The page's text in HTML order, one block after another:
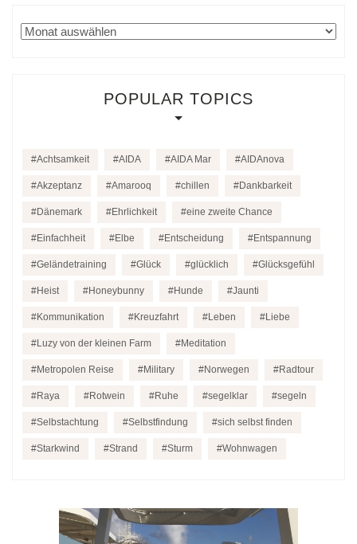
Archiv
POPULAR TOPICS
Achtsamkeit AIDA AIDA Mar AIDAnova
Akzeptanz Amarooq chillen Dankbarkeit
Dänemark Ehrlichkeit eine zweite Chance
Einfachheit Elbe Entscheidung Entspannung
Geländetraining Glück glücklich Glücksgefühl
Heist Honeybunny Hunde Jaunti
Kommunikation Kreuzfahrt Leben Liebe
Luzy von der kleinen Farm Meditation
Metropolen Reise Military Norwegen Radtour
Raya Rotwein Ruhe segelklar segeln
Selbstachtung Selbstfindung sich selbst finden
Starkwind Strand Sturm Wohnwagen